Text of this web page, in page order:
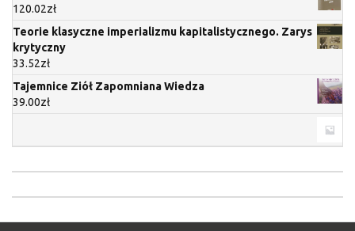
120.02zł
Teorie klasyczne imperializmu kapitalistycznego. Zarys
krytyczny
33.52zł
Tajemnice Ziół Zapomniana Wiedza
39.00zł